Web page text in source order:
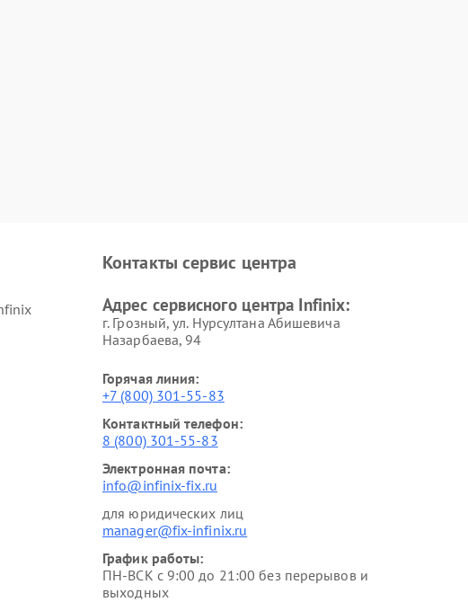
Контакты сервис центра
Адрес сервисного центра Infinix:
г. Грозный, ул. Нурсултана Абишевича
Назарбаева, 94
Горячая линия:
+7 (800) 301-55-83
Контактный телефон:
8 (800) 301-55-83
Электронная почта:
info@infinix-fix.ru
для юридических лиц
manager@fix-infinix.ru
График работы:
ПН-ВСК с 9:00 до 21:00 без перерывов и
выходных